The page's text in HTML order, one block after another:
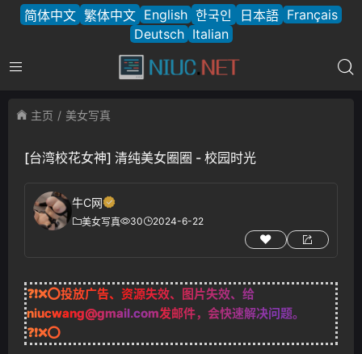
简体中文 繁体中文 English 한국인 日本語 Français
Deutsch Italian
主页 美女写真
[台湾校花女神] 清纯美女圈圈 - 校园时光
牛C网
美女写真 30 2024-6-22
❓❗❌⭕投放广告、资源失效、图片失效、给
niucwang@gmail.com发邮件，会快速解决问题。
❓❗❌⭕